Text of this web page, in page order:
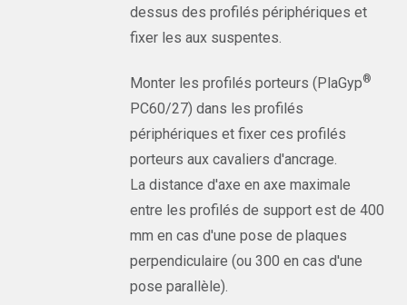
dessus des profilés périphériques et
fixer les aux suspentes.
Monter les profilés porteurs (PlaGyp®
PC60/27) dans les profilés
périphériques et fixer ces profilés
porteurs aux cavaliers d'ancrage.
La distance d'axe en axe maximale
entre les profilés de support est de 400
mm en cas d'une pose de plaques
perpendiculaire (ou 300 en cas d'une
pose parallèle).